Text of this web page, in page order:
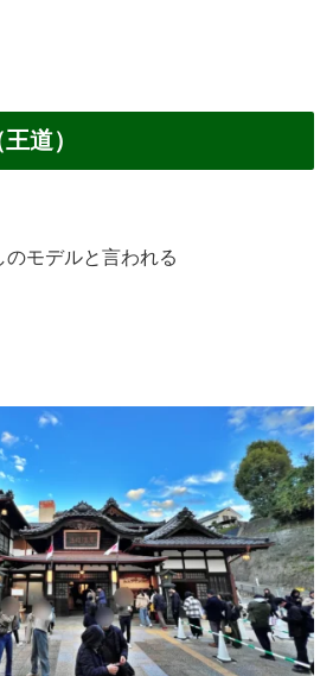
道）
モデルと言われる